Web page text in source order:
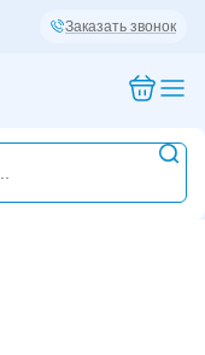
Заказать звонок